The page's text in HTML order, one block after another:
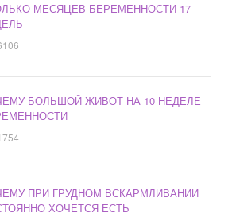
МЕСЯЦЕВ БЕРЕМЕННОСТИ 17
БОЛЬШОЙ ЖИВОТ НА 10 НЕДЕЛЕ
ПРИ ГРУДНОМ ВСКАРМЛИВАНИИ
ХОЧЕТСЯ ЕСТЬ